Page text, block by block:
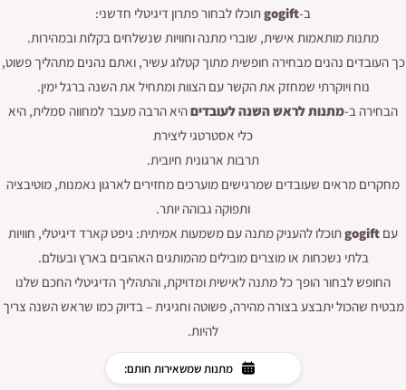
ב-gogiftתוכלו לבחור פתרון דיגיטלי חדשני:
מתנות מותאמות אישית, שוברי מתנה וחוויות שנשלחים בקלות ובמהירות.
כך העובדים נהנים מבחירה חופשית מתוך קטלוג עשיר, ואתם נהנים מתהליך פשוט,
נוח ויוקרתי שמחזק את הקשר עם הצוות ומתחיל את השנה ברגל ימין.
הבחירה ב-מתנות לראש השנה לעובדיםהיא הרבה מעבר למחווה סמלית, היא
כלי אסטרטגי ליצירת
תרבות ארגונית חיובית.
מחקרים מראים שעובדים שמרגישים מוערכים מחזירים לארגון נאמנות, מוטיבציה
ותפוקה גבוהה יותר.
עם gogiftתוכלו להעניק מתנה עם משמעות אמיתית: גיפט קארד דיגיטלי, חוויות
בלתי נשכחות או מוצרים מובילים מהמותגים האהובים בארץ ובעולם.
החופש לבחור הופך כל מתנה לאישית ומדויקת, והתהליך הדיגיטלי החכם שלנו
מבטיח שהכול יתבצע בצורה מהירה, פשוטה וחגיגית – בדיוק כמו שראש השנה צריך
להיות.
מתנות שמשאירות חותם: